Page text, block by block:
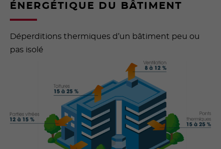
ÉNERGÉTIQUE DU BÂTIMENT
Déperditions thermiques d’un bâtiment peu ou
pas isolé